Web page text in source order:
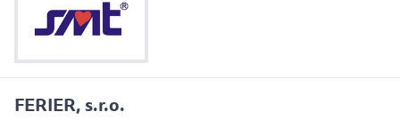
FERIER, s.r.o.